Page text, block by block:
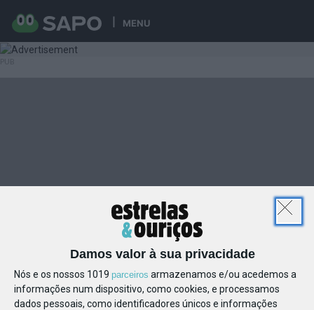
Damos valor à sua privacidade
Nós e os nossos 1019 parceiros armazenamos e/ou acedemos a
informações num dispositivo, como cookies, e processamos
dados pessoais, como identificadores únicos e informações
MENU